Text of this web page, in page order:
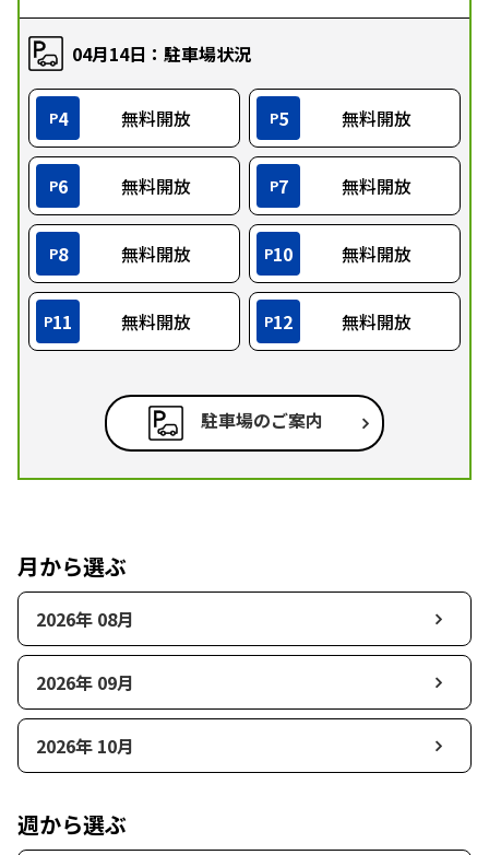
04月14日：駐車場状況
P4 無料開放 P5 無料開放
P6 無料開放 P7 無料開放
P8 無料開放 P10 無料開放
P11 無料開放 P12 無料開放
駐車場のご案内
月から選ぶ
2026年 08月
2026年 09月
2026年 10月
週から選ぶ